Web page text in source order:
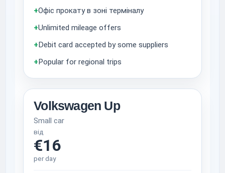
+Офіс прокату в зоні терміналу
+Unlimited mileage offers
+Debit card accepted by some suppliers
+Popular for regional trips
Volkswagen Up
Small car
від
€16
per day